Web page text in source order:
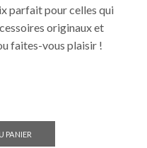
parfait pour celles qui
originaux et
faites-vous plaisir !
PANIER